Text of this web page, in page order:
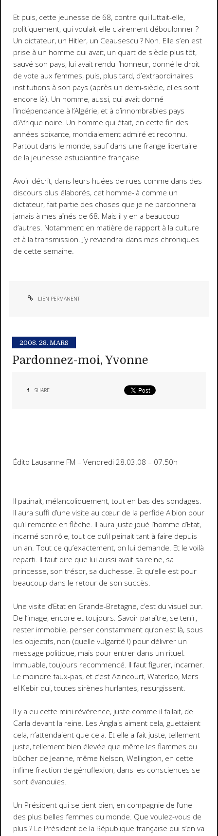
Et puis, cette jeunesse de 68, contre qui luttait-elle,
politiquement, qui voulait-elle clairement déboulonner ?
Un dictateur, un Hitler, un Ceausescu ? Non. Elle s’en est
prise à un homme qui avait, un quart de siècle plus tôt,
sauvé son pays, lui avait rendu l’honneur, donné le droit
de vote aux femmes, puis, plus tard, d’extraordinaires
institutions à son pays (après un demi-siècle, elles sont
encore là). Un homme, aussi, qui avait donné
l’indépendance à l’Algérie, et à d’innombrables pays
d’Afrique noire. Un homme qui était, en cette fin des
années soixante, mondialement admiré et reconnu.
Partout dans le monde, sauf dans une frange libertaire
de la jeunesse estudiantine française.
Avoir décrit, dans leurs huées de rues comme dans des
discours plus élaborés, cet homme-là comme un
dictateur, fait partie des choses que je ne pardonnerai
jamais à mes aînés de 68. Mais il y en a beaucoup
d’autres. Notamment en matière de rapport à la culture
et à la transmission. J’y reviendrai dans mes chroniques
de cette semaine.
LIEN PERMANENT
2008. 28. MARS
Pardonnez-moi, Yvonne
SHARE
Édito Lausanne FM – Vendredi 28.03.08 – 07.50h
Il patinait, mélancoliquement, tout en bas des sondages.
Il aura suffi d’une visite au cœur de la perfide Albion pour
qu’il remonte en flèche. Il aura juste joué l’homme d’Etat,
incarné son rôle, tout ce qu’il peinait tant à faire depuis
un an. Tout ce qu’exactement, on lui demande. Et le voilà
reparti. Il faut dire que lui aussi avait sa reine, sa
princesse, son trésor, sa duchesse. Et qu’elle est pour
beaucoup dans le retour de son succès.
Une visite d’Etat en Grande-Bretagne, c’est du visuel pur.
De l’image, encore et toujours. Savoir paraître, se tenir,
rester immobile, penser constamment qu’on est là, sous
les objectifs, non (quelle vulgarité !) pour délivrer un
message politique, mais pour entrer dans un rituel.
Immuable, toujours recommencé. Il faut figurer, incarner.
Le moindre faux-pas, et c’est Azincourt, Waterloo, Mers
el Kebir qui, toutes sirènes hurlantes, resurgissent.
Il y a eu cette mini révérence, juste comme il fallait, de
Carla devant la reine. Les Anglais aiment cela, guettaient
cela, n’attendaient que cela. Et elle a fait juste, tellement
juste, tellement bien élevée que même les flammes du
bûcher de Jeanne, même Nelson, Wellington, en cette
infime fraction de génuflexion, dans les consciences se
sont évanouies.
Un Président qui se tient bien, en compagnie de l’une
des plus belles femmes du monde. Que voulez-vous de
plus ? Le Président de la République française qui s’en va